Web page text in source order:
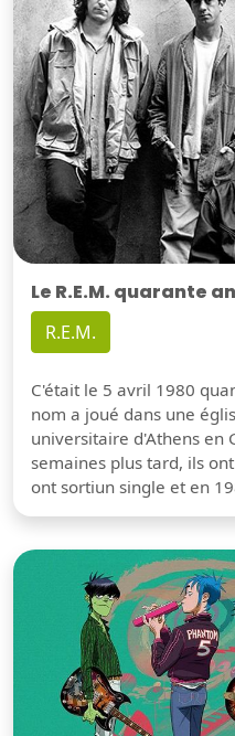
Le R.E.M. quarante
R.E.M.
C'était le 5 avril 1980
nom a joué dans une
universitaire d'Athens en
semaines plus tard, ils
ont sortiun single et en